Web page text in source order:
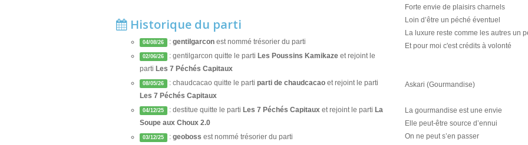
Historique du parti
04/08/26 : gentilgarconest nommé trésorier du parti
02/06/26 : gentilgarcon quitte le parti Les Poussins Kamikazeet rejoint le
parti Les 7 Péchés Capitaux
08/05/26 : chaudcacao quitte le parti parti de chaudcacaoet rejoint le parti
Les 7 Péchés Capitaux
04/12/25 : destitue quitte le parti Les 7 Péchés Capitauxet rejoint le parti La
Soupe aux Choux 2.0
03/12/25 : geoboss est nommé trésorier du parti
Forte envie de plaisirs charnels
Loin d’être un péché éventuel
La luxure reste comme les autres un
Et pour moi c'est crédits à volonté
Askari (Gourmandise)
La gourmandise est une envie
Elle peut-être source d’ennui
On ne peut s’en passer